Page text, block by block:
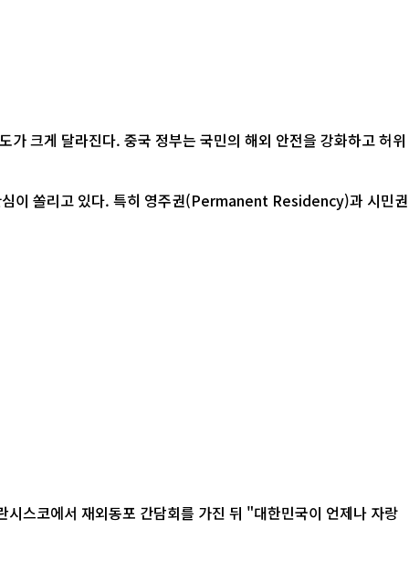
이 쏠리고 있다. 특히 영주권(Permanent Residency)과 시민권